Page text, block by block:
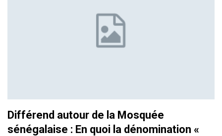
Différend autour de la Mosquée
sénégalaise : En quoi la dénomination «